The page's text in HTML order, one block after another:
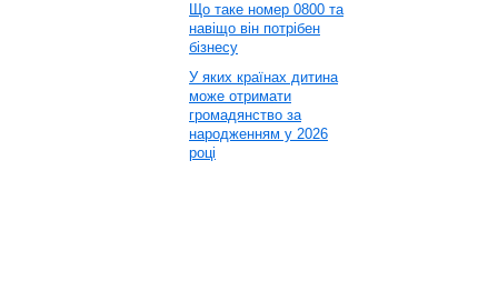
Що таке номер 0800 та
навіщо він потрібен
бізнесу
У яких країнах дитина
може отримати
громадянство за
народженням у 2026
році